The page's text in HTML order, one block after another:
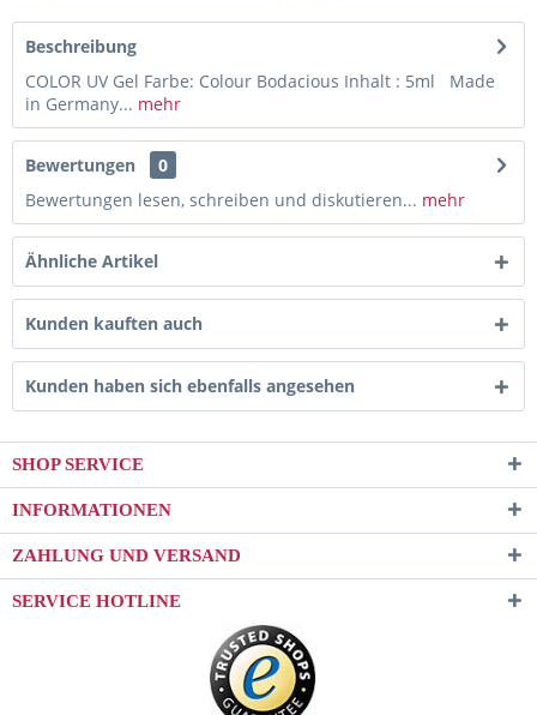
Beschreibung
COLOR UV Gel Farbe: Colour Bodacious Inhalt : 5ml Made
in Germany... mehr
Bewertungen
0
Bewertungen lesen, schreiben und diskutieren... mehr
Ähnliche Artikel
Kunden kauften auch
Kunden haben sich ebenfalls angesehen
SHOP SERVICE
INFORMATIONEN
ZAHLUNG UND VERSAND
SERVICE HOTLINE